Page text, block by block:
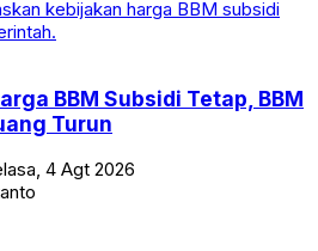
BBM Subsidi Tetap, BBM
Turun
4 Agt 2026